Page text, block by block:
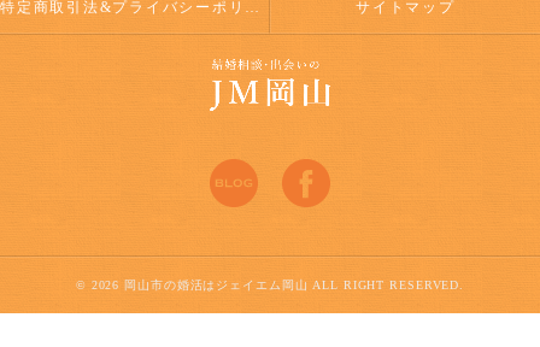
特定商取引法&プライバシーポリシー サイトマップ
© 2026 岡山市の婚活はジェイエム岡山 ALL RIGHT RESERVED.